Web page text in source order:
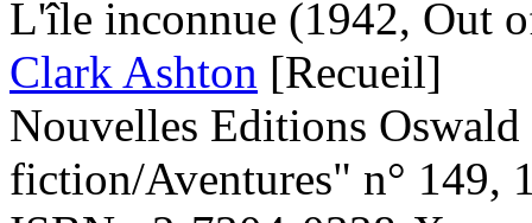
L'île inconnue (1942, Out
Clark Ashton [Recueil]
Nouvelles Editions
fiction/Aventures" n° 149,